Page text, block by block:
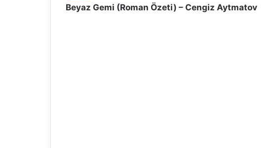
Beyaz Gemi (Roman Özeti) – Cengiz Aytmatov